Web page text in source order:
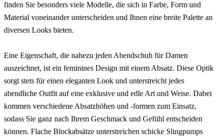
finden Sie besonders viele Modelle, die sich in Farbe, Form und
Material voneinander unterscheiden und Ihnen eine breite Palette an
diversen Looks bieten.
Eine Eigenschaft, die nahezu jeden Abendschuh für Damen
auszeichnet, ist ein feminines Design mit einem Absatz. Diese Optik
sorgt stets für einen eleganten Look und unterstreicht jedes
abendliche Outfit auf eine exklusive und edle Art und Weise. Dabei
kommen verschiedene Absatzhöhen und -formen zum Einsatz,
sodass Sie ganz nach Ihrem Geschmack und Gefühl entscheiden
können. Flache Blockabsätze unterstreichen schicke Slingpumps